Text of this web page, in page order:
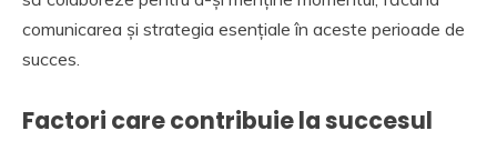
comunicarea și strategia esențiale în aceste perioade de
succes.
Factori care contribuie la succesul